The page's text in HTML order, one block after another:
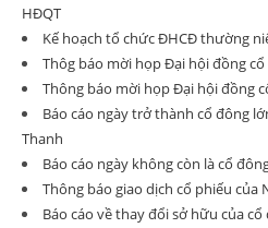
HĐQT
Kế hoạch tổ chức ĐHCĐ thường
Thôg báo mời họp Đại hội đồng
Thông báo mời họp Đại hội đồng
Báo cáo ngày trở thành cổ đông
Thanh
Báo cáo ngày không còn là cổ
Thông báo giao dịch cổ phiếu của
Báo cáo về thay đổi sở hữu của